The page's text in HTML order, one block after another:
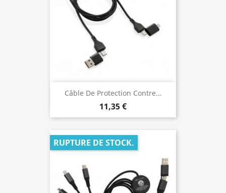
Câble De Protection Contre...
11,35 €
RUPTURE DE STOCK.